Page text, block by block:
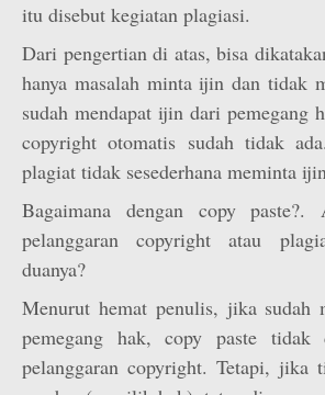
itu disebut kegiatan plagiasi.
Dari pengertian di atas, bisa
hanya masalah minta ijin dan tidak
sudah mendapat ijin dari pemegang
copyright otomatis sudah tidak
plagiat tidak sesederhana meminta
Bagaimana dengan copy paste?.
pelanggaran copyright atau
duanya?
Menurut hemat penulis, jika sudah
pemegang hak, copy paste tidak
pelanggaran copyright. Tetapi, jika